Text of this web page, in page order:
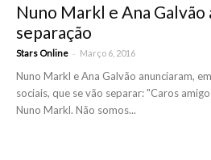
Nuno Markl e Ana Galvão
separação
Stars Online - Março 6, 2016
Nuno Markl e Ana Galvão anunciaram,
sociais, que se vão separar: "Caros
Nuno Markl. Não somos...